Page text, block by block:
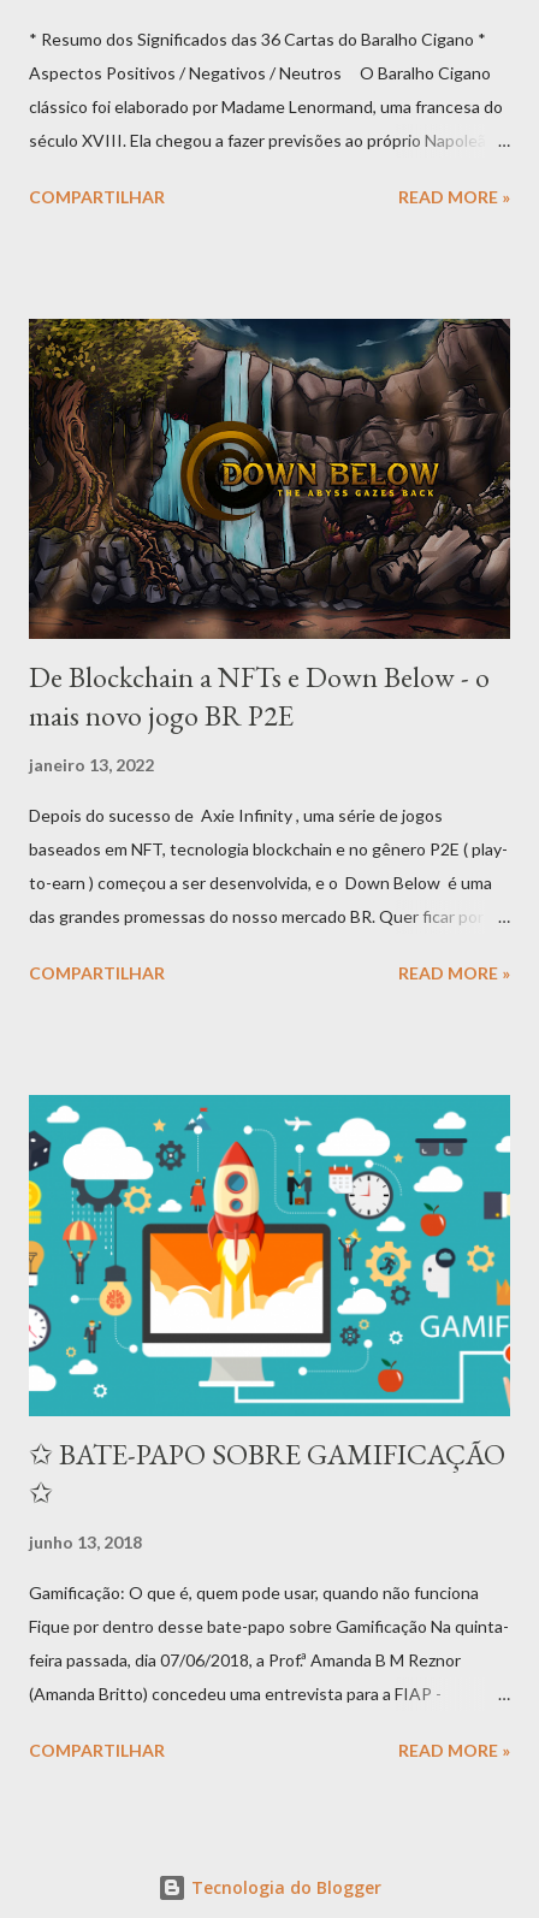
* Resumo dos Significados das 36 Cartas do Baralho Cigano *
Aspectos Positivos / Negativos / Neutros O Baralho Cigano
clássico foi elaborado por Madame Lenormand, uma francesa do
século XVIII. Ela chegou a fazer previsões ao próprio Napoleão
deve, contudo, confundir o tarô cigano com o tarô tradicional -
os dois tipos de baralho, eles têm algumas diferenças
fundamentais. Primeiro, o baralho cigano, por ser reduzido, traz
uma resposta menos detalhada da situação, formando um
panorama mais generalizado; já o tarot tradicional, além de mais
complexo em número de informações, tem também as nuances
dos arcanos maiores, que combinam de forma variada com os
menores para criar diferentes aspectos, o que gera um número
de c...
COMPARTILHAR READ MORE »
De Blockchain a NFTs e Down Below - o
mais novo jogo BR P2E
janeiro 13, 2022
Depois do sucesso de Axie Infinity , uma série de jogos
baseados em NFT, tecnologia blockchain e no gênero P2E ( play-
to-earn ) começou a ser desenvolvida, e o Down Below é uma
das grandes promessas do nosso mercado BR. Quer ficar por
parágrafos a seguir! Com a explosão do Bitcoin em 2020,
tornará um metaverso é uma combinação explosiva diante da
possibilidade de uso das NFTs - e você talvez tenha ouvido falar
de algumas obras de arte em NFT sendo vendidas por muitos
dígitos. Mas como exatamente funcionam essas propriedades
digitais, o investimento nesses ativos e em jogos play-to-earn
(P2E), e como você pode fazer parte disso? Para melhor
compreender esse universo, vamos começar pela tecnologia
blockchain e os diferentes formatos de ativ...
COMPARTILHAR READ MORE »
✩ BATE-PAPO SOBRE GAMIFICAÇÃO
✩
junho 13, 2018
Gamificação: O que é, quem pode usar, quando não funciona
Fique por dentro desse bate-papo sobre Gamificação Na quinta-
feira passada, dia 07/06/2018, a Prof.ª Amanda B M Reznor
(Amanda Britto) concedeu uma entrevista para a FIAP -
sobre Gamificação para os estudantes da instituição. Usando o
suas aplicações atuais e futuras. Prévia da entrevista concedida
COMPARTILHAR READ MORE »
Tecnologia do Blogger